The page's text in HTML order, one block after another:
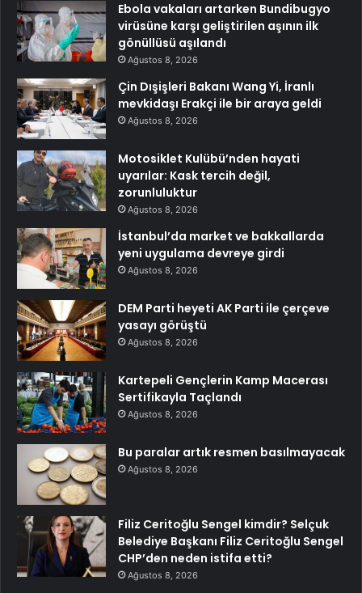
Ebola vakaları artarken Bundibugyo
virüsüne karşı geliştirilen aşının ilk
gönüllüsü aşılandı
Ağustos 8, 2026
Çin Dışişleri Bakanı Wang Yi, İranlı
mevkidaşı Erakçi ile bir araya geldi
Ağustos 8, 2026
Motosiklet Kulübü’nden hayati
uyarılar: Kask tercih değil,
zorunluluktur
Ağustos 8, 2026
İstanbul’da market ve bakkallarda
yeni uygulama devreye girdi
Ağustos 8, 2026
DEM Parti heyeti AK Parti ile çerçeve
yasayı görüştü
Ağustos 8, 2026
Kartepeli Gençlerin Kamp Macerası
Sertifikayla Taçlandı
Ağustos 8, 2026
Bu paralar artık resmen basılmayacak
Ağustos 8, 2026
Filiz Ceritoğlu Sengel kimdir? Selçuk
Belediye Başkanı Filiz Ceritoğlu Sengel
CHP’den neden istifa etti?
Ağustos 8, 2026